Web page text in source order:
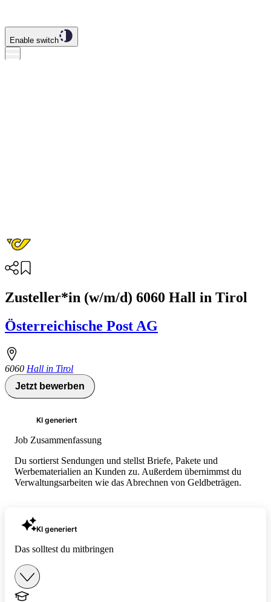
Enable switch
Zusteller*in (w/m/d) 6060 Hall in Tirol
Österreichische Post AG
6060 Hall in Tirol
Jetzt bewerben
KI generiert
Job Zusammenfassung
Du sortierst Sendungen und stellst Briefe, Pakete und
Werbematerialien an Kunden zu. Außerdem übernimmst du
Verwaltungsarbeiten wie das Abrechnen von Geldbeträgen.
KI generiert
Das solltest du mitbringen